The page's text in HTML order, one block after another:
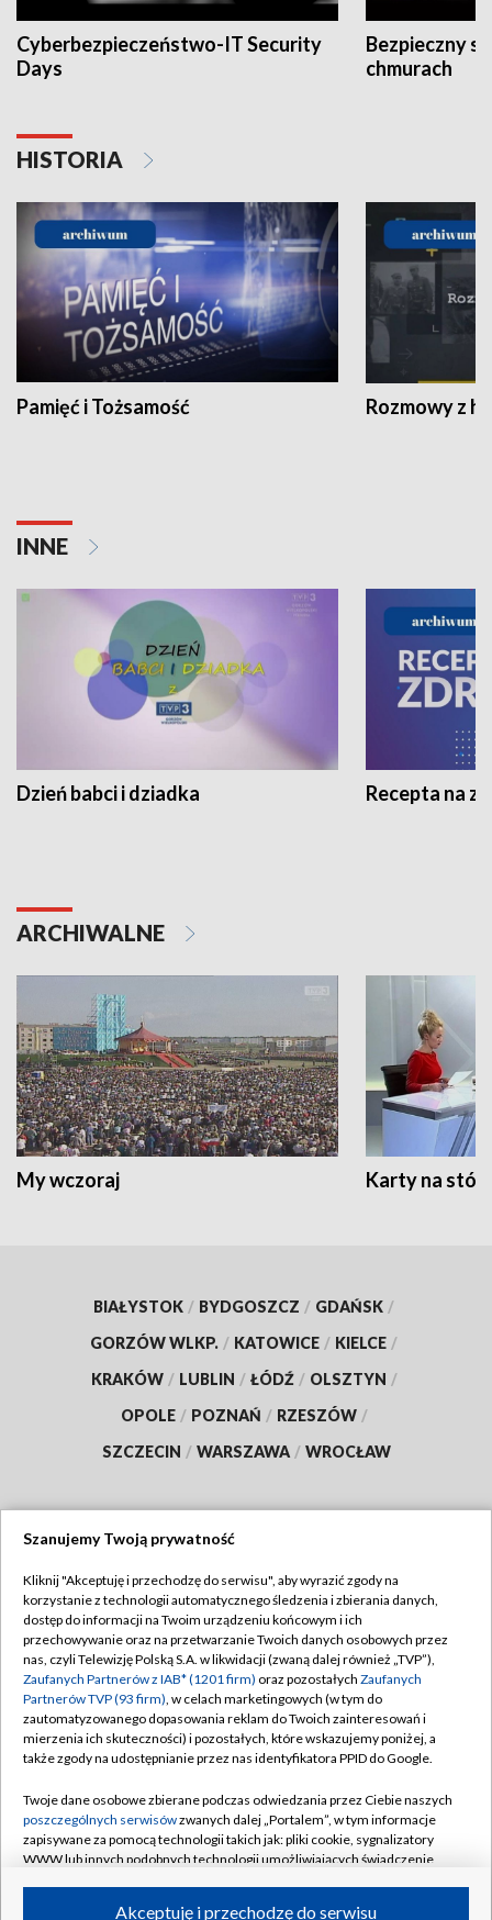
Cyberbezpieczeństwo-IT Security
Days
Bezpieczny
chmurach
HISTORIA
Pamięć i Tożsamość Rozmowy z
INNE
Dzień babci i dziadka Recepta na
ARCHIWALNE
My wczoraj Karty na
BIAŁYSTOK / BYDGOSZCZ / GDAŃSK /
GORZÓW WLKP. / KATOWICE / KIELCE /
KRAKÓW / LUBLIN / ŁÓDŹ / OLSZTYN /
OPOLE / POZNAŃ / RZESZÓW /
SZCZECIN / WARSZAWA / WROCŁAW
TVP
Abonament TVP
Emisja w TVP
Centrum informacji TVP
Naziemna Telewizja Cyfrowa
Rada Programowa
System NOS
Informacje o nadawcy
Regulamin TVP
Polityka prywatności
Moje zgody
Pomoc
Kontakt
Kanały
Szanujemy Twoją prywatność
Kliknij "Akceptuję i przechodzę do serwisu", aby wyrazić zgody na
korzystanie z technologii automatycznego śledzenia i zbierania danych,
dostęp do informacji na Twoim urządzeniu końcowym i ich
przechowywanie oraz na przetwarzanie Twoich danych osobowych przez
nas, czyli Telewizję Polską S.A. w likwidacji (zwaną dalej również „TVP”),
Zaufanych Partnerów z IAB* (1201 firm) oraz pozostałych Zaufanych
Partnerów TVP (93 firm), w celach marketingowych (w tym do
zautomatyzowanego dopasowania reklam do Twoich zainteresowań i
mierzenia ich skuteczności) i pozostałych, które wskazujemy poniżej, a
także zgody na udostępnianie przez nas identyfikatora PPID do Google.
Twoje dane osobowe zbierane podczas odwiedzania przez Ciebie naszych
poszczególnych serwisówzwanych dalej „Portalem”, w tym informacje
zapisywane za pomocą technologii takich jak: pliki cookie, sygnalizatory
WWW lub innych podobnych technologii umożliwiających świadczenie
Akceptuję i przechodzę do serwisu